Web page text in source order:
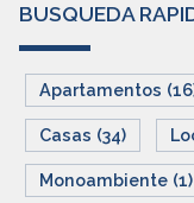
BUSQUEDA
Apartamentos
Casas (34)
Monoambiente (1)